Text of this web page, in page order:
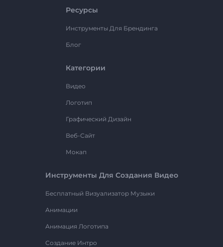
Ресурсы
Инструменты Для Брендинга
Блог
Категории
Видео
Логотип
Графический Дизайн
Веб-Сайт
Мокап
Инструменты Для Создания Видео
Бесплатный Визуализатор Музыки
Анимации
Анимация Логотипа
Создание Интро